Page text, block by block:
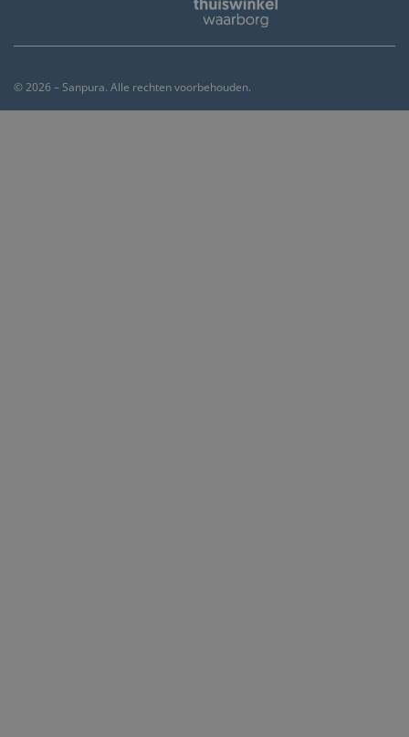
© 2026 – Sanpura. Alle rechten voorbehouden.